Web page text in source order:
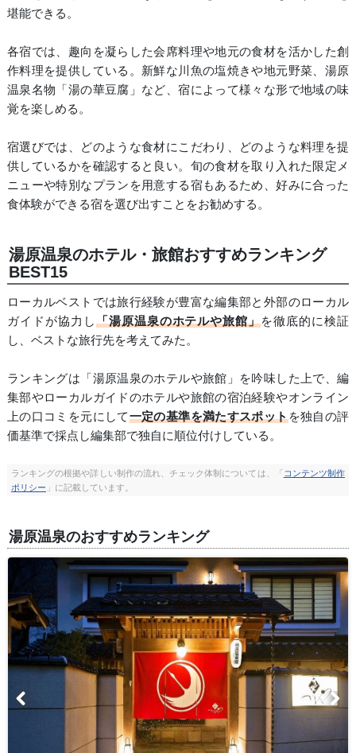
堪能できる。
各宿では、趣向を凝らした会席料理や地元の食材を活かした創
作料理を提供している。新鮮な川魚の塩焼きや地元野菜、湯原
温泉名物「湯の華豆腐」など、宿によって様々な形で地域の味
覚を楽しめる。
宿選びでは、どのような食材にこだわり、どのような料理を提
供しているかを確認すると良い。旬の食材を取り入れた限定メ
ニューや特別なプランを用意する宿もあるため、好みに合った
食体験ができる宿を選び出すことをお勧めする。
湯原温泉のホテル・旅館おすすめランキング
BEST15
ローカルベストでは旅行経験が豊富な編集部と外部のローカル
ガイドが協力し「湯原温泉のホテルや旅館」を徹底的に検証
し、ベストな旅行先を考えてみた。
ランキングは「湯原温泉のホテルや旅館」を吟味した上で、編
集部やローカルガイドのホテルや旅館の宿泊経験やオンライン
上の口コミを元にして一定の基準を満たすスポットを独自の評
価基準で採点し編集部で独自に順位付けしている。
ランキングの根拠や詳しい制作の流れ、チェック体制については、「 コンテンツ制作
ポリシー 」に記載しています。
湯原温泉のおすすめランキング